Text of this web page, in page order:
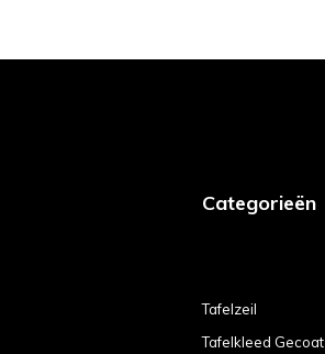
Categorieën
Tafelzeil
Tafelkleed Gecoat